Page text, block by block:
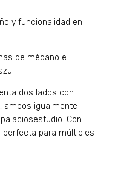
y funcionalidad en
de mèdano e
dos lados con
ambos igualmente
Con
perfecta para múltiples